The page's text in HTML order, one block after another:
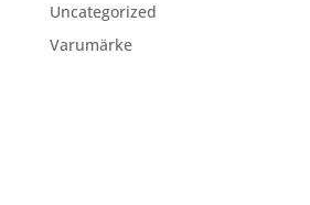
Uncategorized
Varumärke